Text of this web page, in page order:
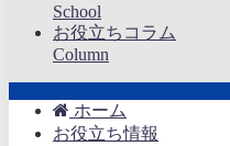
School
お役立ちコラム
Column
ホーム
お役立ち情報